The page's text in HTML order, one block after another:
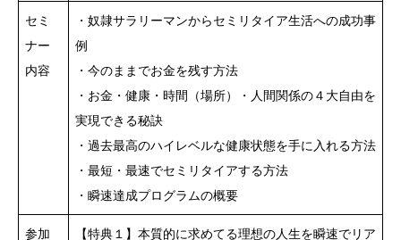
セミ
ナー
内容
・奴隷サラリーマンからセミリタイア生活への成功事
例
・今のままでお金を残す方法
・お金・健康・時間（場所）・人間関係の４大自由を
実現できる秘訣
・過去最高のハイレベルな健康状態を手に入れる方法
・最短・最速でセミリタイアする方法
・瞬速達成プログラムの概要
参加
【特典１】本質的に求めてる理想の人生を瞬速でリア